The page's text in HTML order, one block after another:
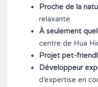
Proche de la
relaxante
À seulement
centre de Hua
Projet pet-
Développeur
d’expertise en